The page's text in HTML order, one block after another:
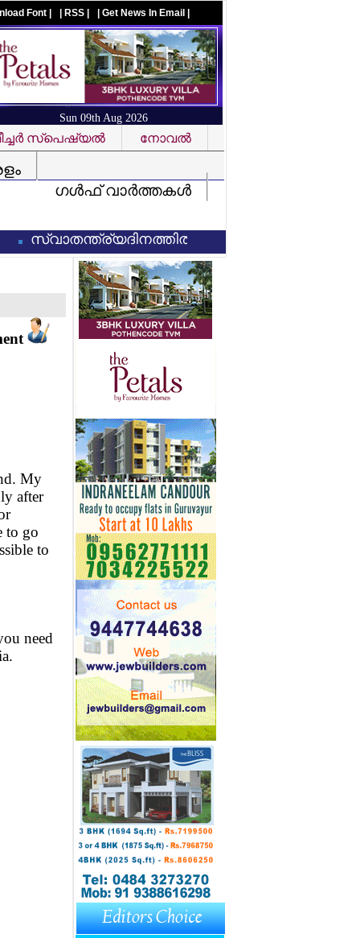
Font | | RSS | | Get News In Email |
Sun 09th Aug 2026
സ്‌പെഷ്യല്‍ നോവല്‍
ഗള്‍ഫ് വാര്‍ത്തകള്‍
സ്വാതന്ത്ര്യദിനത്തില്‍ വന്ദേമാതരം
My
after
to go
to
need